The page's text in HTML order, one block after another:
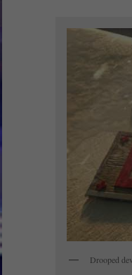
Drooped